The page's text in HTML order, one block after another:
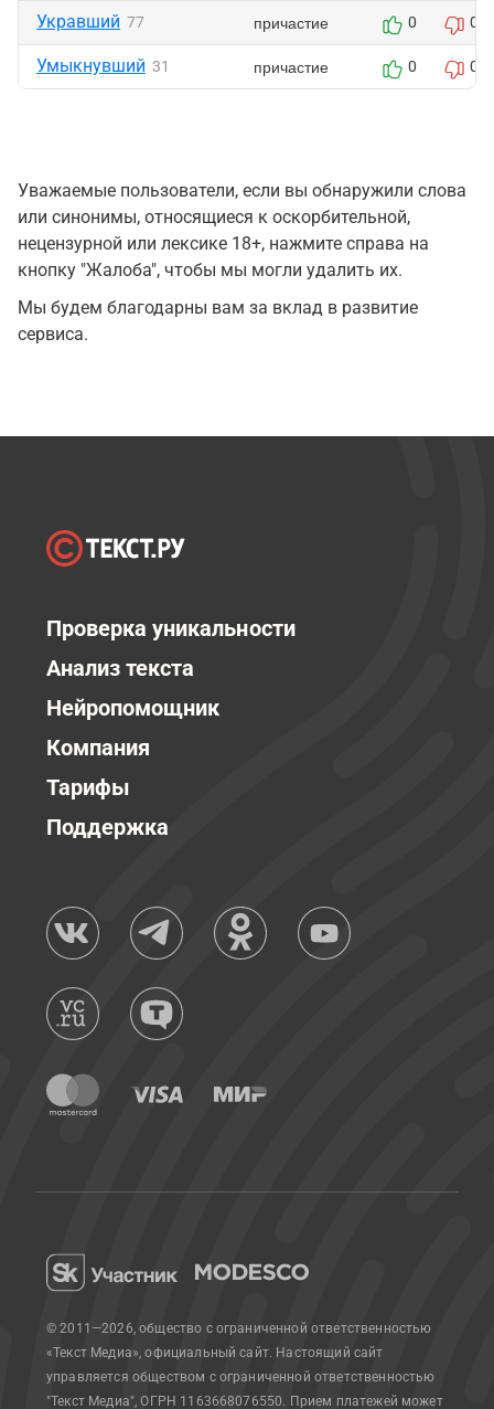
Укравший 77 причастие 0 0
Умыкнувший 31 причастие 0 0
Уважаемые пользователи, если вы обнаружили слова
или синонимы, относящиеся к оскорбительной,
нецензурной или лексике 18+, нажмите справа на
кнопку "Жалоба", чтобы мы могли удалить их.
Мы будем благодарны вам за вклад в развитие
сервиса.
Проверка уникальности
Анализ текста
Нейропомощник
Компания
Тарифы
Поддержка
© 2011—2026, общество с ограниченной ответственностью
«Текст Медиа», официальный сайт. Настоящий сайт
управляется обществом с ограниченной ответственностью
"Текст Медиа", ОГРН 1163668076550. Прием платежей может